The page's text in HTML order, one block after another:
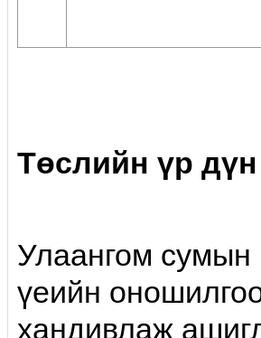
Төслийн үр дүн
Улаангом сумын
үеийн
хандивлаж